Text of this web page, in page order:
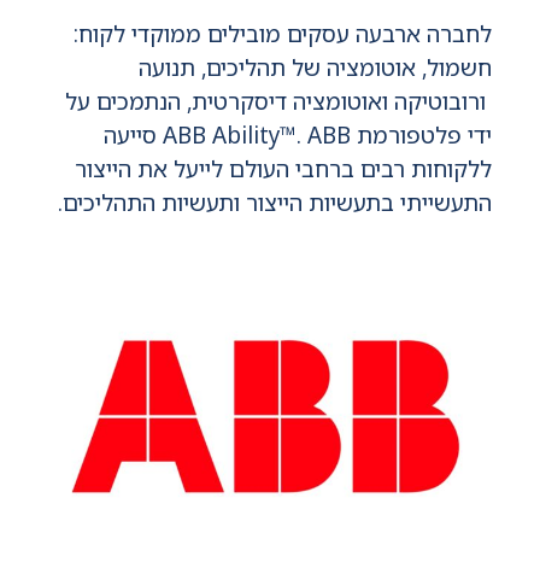
לחברה ארבעה עסקים מובילים ממוקדי לקוח:
חשמול, אוטומציה של תהליכים, תנועה
ורובוטיקה ואוטומציה דיסקרטית, הנתמכים על
ידי פלטפורמת ABB Ability™. ABB סייעה
ללקוחות רבים ברחבי העולם לייעל את הייצור
התעשייתי בתעשיות הייצור ותעשיות התהליכים.